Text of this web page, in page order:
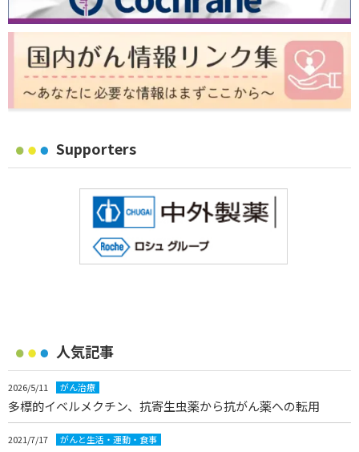
Supporters
人気記事
2026/5/11 がん治療
多標的イベルメクチン、抗寄生虫薬から抗がん薬への転用
2021/7/17 がんと生活・運動・食事